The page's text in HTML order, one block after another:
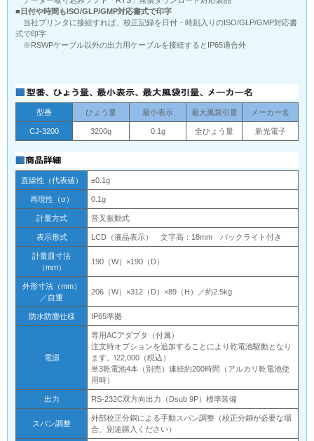
■日付や時間もISO/GLP/GMP対応書式で印字
当社プリンタに接続すれば、校正記録を日付・時刻入りのISO/GLP/GMP対応書
式で印字
※RSWPケーブル以外の出力用ケーブルを接続するとIP65適合外
型番 ひょう量 最小表示 最大風袋引量 メーカー名
CJ-3200 3200g 0.1g 全ひょう量 新光電子
直線性（代表値） ±0.1g
再現性（σ） 0.1g
計量方式 音叉振動式
表示形式 LCD（液晶表示） 文字高：18mm バックライト付き
計量皿寸法
（mm）
190（W）×190（D）
外形寸法（mm）
／自重
206（W）×312（D）×89（H）／約2.5kg
防水防塵仕様 IP65準拠
電源
専用ACアダプタ（付属）
注文時オプションを追加することにより乾電池駆動となり
ます。\22,000（税込）
単3乾電池4本（別売）連続約200時間（アルカリ乾電池使
用時）
出力 RS-232C双方向出力（Dsub 9P）標準装備
スパン調整
外部校正分銅による手動スパン調整（校正分銅が必要な場
合、別途購入ください）